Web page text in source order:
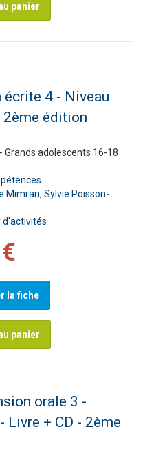
panier
écrite 4 - Niveau
2ème édition
Grands adolescents 16-18
Mimran, Sylvie Poisson-
d'activités
la fiche
panier
orale 3 -
Livre + CD - 2ème